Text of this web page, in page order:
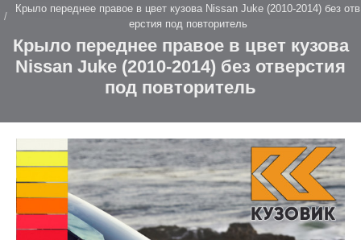
Крыло переднее правое в цвет кузова Nissan Juke (2010-2014) без отв
ерстия под повторитель
Крыло переднее правое в цвет кузова
Nissan Juke (2010-2014) без отверстия
под повторитель